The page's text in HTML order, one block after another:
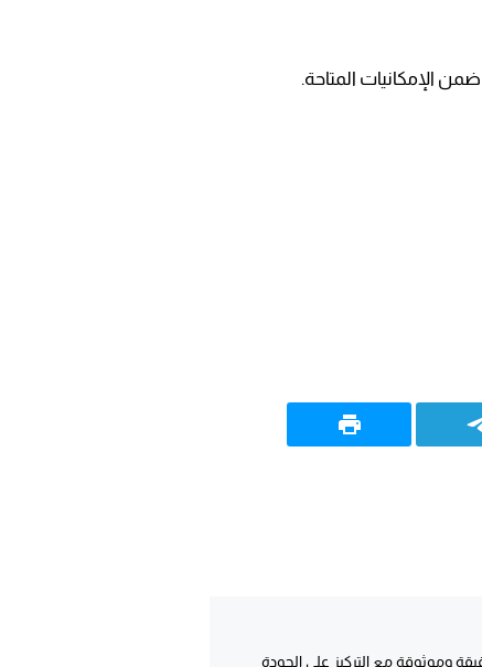
الإمكانيات المتاحة.
وموثوقة مع التركيز على الجودة